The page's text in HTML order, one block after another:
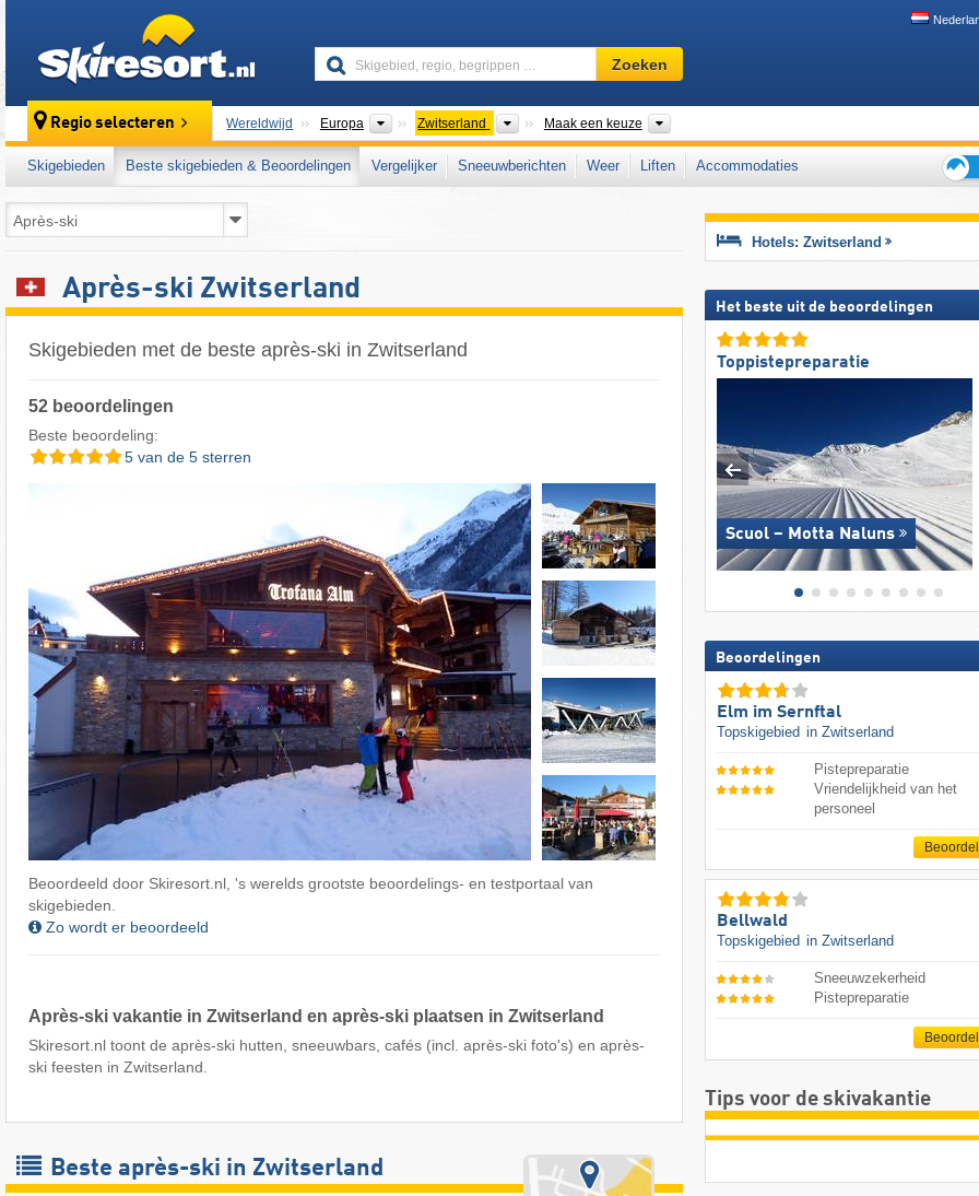
Skigebied,
regio,
…
Zoeken
Regio selecteren Wereldwijd Europa Continenten
Zwitserland LandenMaak een keuze
Skigebieden Beste skigebieden & Beoordelingen Vergelijker Sneeuwberichten Weer Liften
Accommodaties
voor
Après-ski Zwitserland
Skigebieden met de beste après-ski in Zwitserland
52 beoordelingen
Beste beoordeling:
5 van de 5 sterren
Beoordeeld door Skiresort.nl, 's werelds grootste beoordelings- en testportaal van
skigebieden.
Zo wordt er beoordeeld
Après-ski vakantie in Zwitserland en après-ski plaatsen in Zwitserland
Skiresort.nl toont de après-ski hutten, sneeuwbars, cafés (incl. après-ski foto's) en après-
ski feesten in Zwitserland.
Beste après-ski in Zwitserland
Hotels: Zwitserland
Het beste uit de beoordelingen
Toppistepreparatie
Scuol – Motta Naluns
Beoordelingen
Elm im Sernftal
Topskigebied in Zwitserland
Pistepreparatie
Vriendelijkheid van het
personeel
Bellwald
Topskigebied in Zwitserland
Sneeuwzekerheid
Pistepreparatie
Tips voor de skivakantie